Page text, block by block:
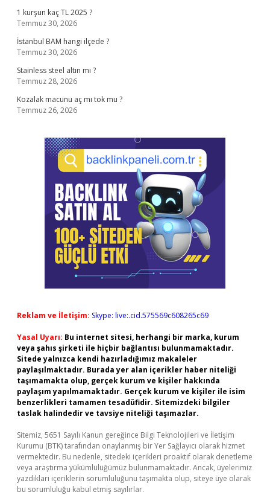
1 kurşun kaç TL 2025 ?
Temmuz 30, 2026
İstanbul BAM hangi ilçede ?
Temmuz 30, 2026
Stainless steel altın mı ?
Temmuz 28, 2026
Kozalak macunu aç mı tok mu ?
Temmuz 26, 2026
Reklam ve İletişim: Skype: live:.cid.575569c608265c69
Yasal Uyarı: Bu internet sitesi, herhangi bir marka, kurum
veya şahıs şirketi ile hiçbir bağlantısı bulunmamaktadır.
Sitede yalnızca kendi hazırladığımız makaleler
paylaşılmaktadır. Burada yer alan içerikler haber niteliği
taşımamakta olup, gerçek kurum ve kişiler hakkında
paylaşım yapılmamaktadır. Gerçek kurum ve kişiler ile isim
benzerlikleri tamamen tesadüfidir. Sitemizdeki bilgiler
taslak halindedir ve tavsiye niteliği taşımazlar.
Sitemiz, 5651 Sayılı Kanun gereğince Bilgi Teknolojileri ve İletişim
Kurumu (BTK) tarafından onaylanmış bir Yer Sağlayıcı olarak hizmet
vermektedir. Bu nedenle, sitedeki içerikleri proaktif olarak denetleme
veya araştırma yükümlülüğümüz bulunmamaktadır. Ancak, üyelerimiz
yazdıkları içeriklerin sorumluluğunu taşımakta olup, siteye üye olarak
bu sorumluluğu kabul etmiş sayılırlar.